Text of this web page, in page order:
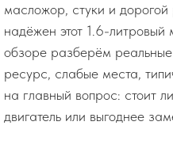
масложор, стуки и
надёжен этот 1.6-
обзоре разберём
ресурс, слабые места,
на главный вопрос: стоит
двигатель или выгоднее